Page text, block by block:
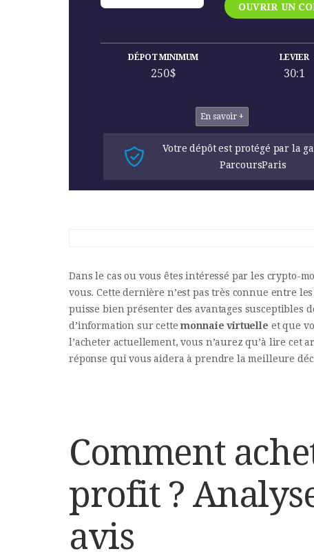
OUVRIR UN
DÉPOT MINIMUM
250$
LEVIER
30:1
En savoir +
Votre dépôt est protégé par la
ParcoursParis
Dans le cas ou vous êtes intéressé par les crypto-
vous. Cette dernière n’est pas très connue entre
puisse bien présenter des avantages susceptibles
d’information sur cettemonnaie virtuelle et que
l’acheter actuellement, vous n’aurez qu’à lire cet
réponse qui vous aidera à prendre la meilleure
Comment
profit ?
avis